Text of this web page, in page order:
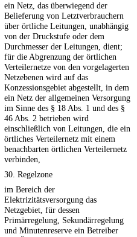
ein Netz, das überwiegend der
Belieferung von Letztverbrauchern
über örtliche Leitungen, unabhängig
von der Druckstufe oder dem
Durchmesser der Leitungen, dient;
für die Abgrenzung der örtlichen
Verteilernetze von den vorgelagerten
Netzebenen wird auf das
Konzessionsgebiet abgestellt, in dem
ein Netz der allgemeinen Versorgung
im Sinne des § 18 Abs. 1 und des §
46 Abs. 2 betrieben wird
einschließlich von Leitungen, die ein
örtliches Verteilernetz mit einem
benachbarten örtlichen Verteilernetz
verbinden,
30. Regelzone
im Bereich der
Elektrizitätsversorgung das
Netzgebiet, für dessen
Primärregelung, Sekundärregelung
und Minutenreserve ein Betreiber